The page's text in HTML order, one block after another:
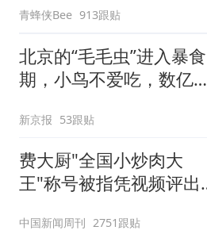
青蜂侠Bee 913跟贴
北京的“毛毛虫”进入暴食
期，小鸟不爱吃，数亿头
新京报 53跟贴
费大厨"全国小炒肉大
王"称号被指凭视频评出
中国新闻周刊 2751跟贴